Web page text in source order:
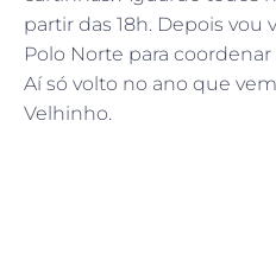
partir das 18h. Depois vou
Polo Norte para
Aí só volto no ano que
Velhinho.